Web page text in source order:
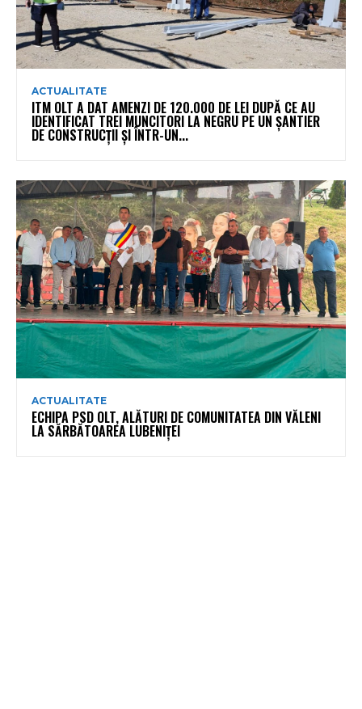
ACTUALITATE
ITM OLT A DAT AMENZI DE 120.000 DE LEI DUPĂ CE AU
IDENTIFICAT TREI MUNCITORI LA NEGRU PE UN ȘANTIER
DE CONSTRUCȚII ȘI ÎNTR-UN...
ACTUALITATE
ECHIPA PSD OLT, ALĂTURI DE COMUNITATEA DIN VĂLENI
LA SĂRBĂTOAREA LUBENIȚEI